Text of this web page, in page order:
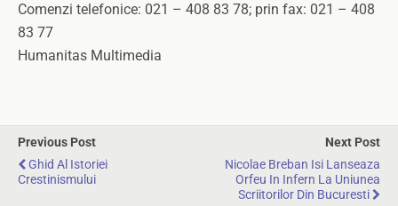
Comenzi telefonice: 021 – 408 83 78; prin fax: 021 – 408
83 77
Humanitas Multimedia
Previous Post
Ghid Al Istoriei
Crestinismului
Next Post
Nicolae Breban Isi Lanseaza
Orfeu In Infern La Uniunea
Scriitorilor Din Bucuresti